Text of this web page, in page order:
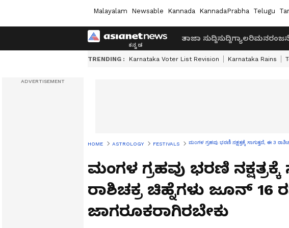
Malayalam Newsable Kannada KannadaPrabha Telugu
ತಾಜಾ ಸುದ್ದಿಸುದ್ದಿಗ್ಯಾಲರಿ
TRENDING : Karnataka Voter List Revision Karnataka Rains
HOME ASTROLOGY FESTIVALS ಮಂಗಳ ಗ್ರಹವು ಭರಣಿ ನಕ್ಷತ್ರಕ್ಕೆ ಸಾಗುತ್ತದೆ, ಈ 3
ಮಂಗಳ ಗ್ರಹವು ಭರಣಿ ನಕ್ಷತ್ರಕ್ಕೆ
ರಾಶಿಚಕ್ರ ಚಿಹ್ನೆಗಳು ಜೂನ್ 16
ಜಾಗರೂಕರಾಗಿರಬೇಕು